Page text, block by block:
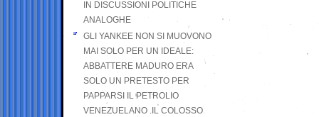
IN DISCUSSIONI POLITICHE
ANALOGHE
GLI YANKEE NON SI MUOVONO
MAI SOLO PER UN IDEALE:
ABBATTERE MADURO ERA
SOLO UN PRETESTO PER
PAPPARSI IL PETROLIO
VENEZUELANO .IL COLOSSO